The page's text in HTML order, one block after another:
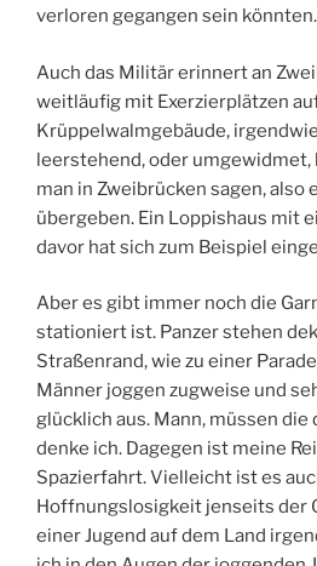
verloren gegangen sein könnten.
Auch das Militär erinnert an
weitläufig mit Exerzierplätzen
Krüppelwalmgebäude,
leerstehend, oder
man in Zweibrücken sagen, also
übergeben. Ein Loppishaus mit
davor hat sich zum Beispiel
Aber es gibt immer noch die
stationiert ist. Panzer stehen
Straßenrand, wie zu einer
Männer joggen zugweise und
glücklich aus. Mann, müssen
denke ich. Dagegen ist meine
Spazierfahrt. Vielleicht ist es
Hoffnungslosigkeit jenseits der
einer Jugend auf dem Land